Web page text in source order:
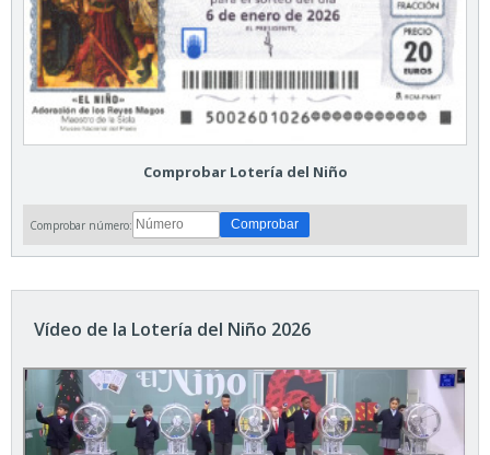
Comprobar Lotería del Niño
Comprobar número:
Vídeo de la Lotería del Niño 2026